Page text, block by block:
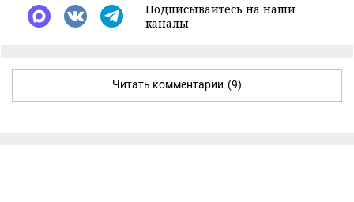
Подписывайтесь на наши
каналы
Читать комментарии (9)